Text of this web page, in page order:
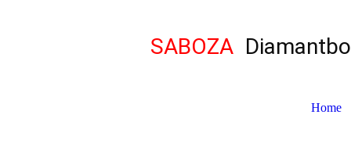
SABOZA
Home